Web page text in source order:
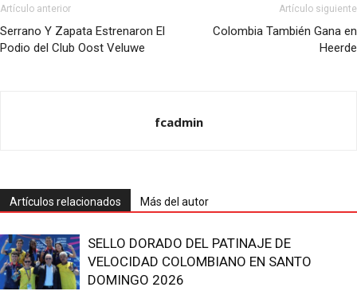
Artículo anterior
Serrano Y Zapata Estrenaron El
Podio del Club Oost Veluwe
Artículo siguiente
Colombia También Gana en
Heerde
fcadmin
Artículos relacionados Más del autor
SELLO DORADO DEL PATINAJE DE
VELOCIDAD COLOMBIANO EN SANTO
DOMINGO 2026